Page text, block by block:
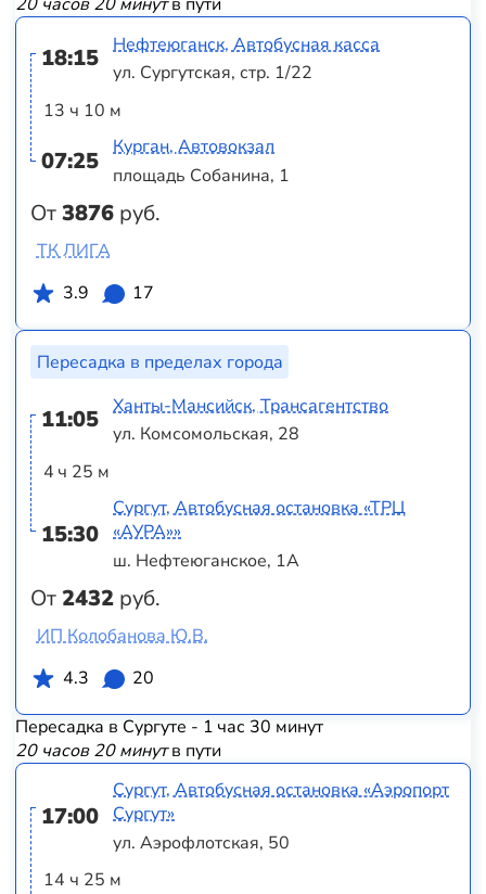
18:15
13 ч 10 м
07:25
От3876 руб.
Нефтеюганск, Автобусная касса
ул. Сургутская, стр. 1/22
Курган, Автовокзал
площадь Собанина, 1
ТК ЛИГА
3.9
17
Пересадка в пределах города
11:05
4 ч 25 м
15:30
От2432 руб.
Ханты-Мансийск, Трансагентство
ул. Комсомольская, 28
Сургут, Автобусная остановка «ТРЦ
«АУРА»»
ш. Нефтеюганское, 1А
ИП Колобанова Ю.В.
4.3
20
Пересадка в Сургуте - 1 час 30 минут
20 часов 20 минутв пути
17:00
14 ч 25 м
Сургут, Автобусная остановка «Аэропорт
Сургут»
ул. Аэрофлотская, 50